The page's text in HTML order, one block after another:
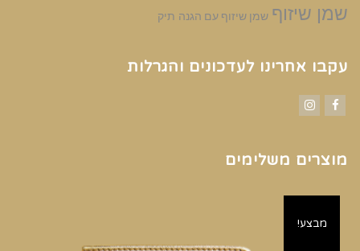
שמן שיזוף שמן שיזוף עם הגנה תיק
עקבו אחרינו לעדכונים והגרלות
מוצרים משלימים
מבצע!